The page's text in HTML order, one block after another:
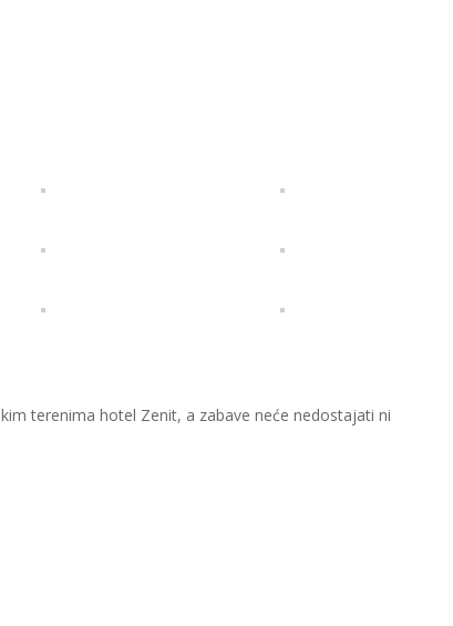
terenima hotel Zenit, a zabave neće nedostajati ni